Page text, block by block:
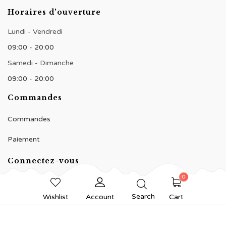
Wishlist Account Search
0
Cart
Horaires d'ouverture
Lundi - Vendredi
09:00 - 20:00
Samedi - Dimanche
09:00 - 20:00
Commandes
Commandes
Paiement
Connectez-vous